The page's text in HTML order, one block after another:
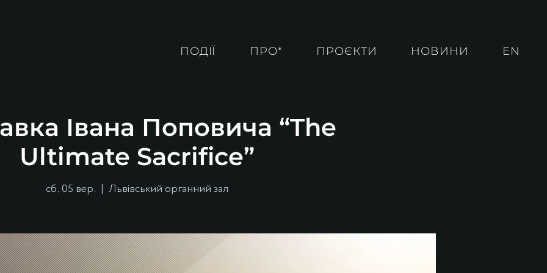
ПОДІЇ ПРО* ПРОЄКТИ НОВИНИ EN
Івана Поповича “The
Ultimate Sacrifice”
сб, 05 вер.
  |
Львівський органний зал